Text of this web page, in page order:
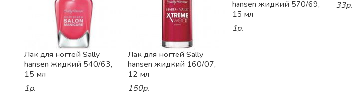
Лак для ногтей Sally
hansen жидкий 540/63,
15 мл
1р.
Лак для ногтей Sally
hansen жидкий 160/07,
12 мл
150р.
hansen жидкий 570/69,
15 мл
1р.
33р.